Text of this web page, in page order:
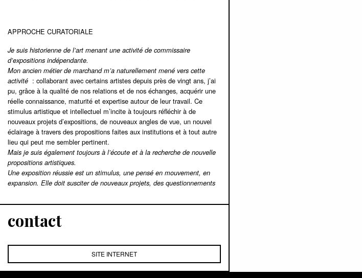
APPROCHE CURATORIALE
Je suis historienne de l’art menant une activité de commissaire
d’expositions indépendante.
Mon ancien métier de marchand m’a naturellement mené vers cette
activité : collaborant avec certains artistes depuis près de vingt ans, j’ai
pu, grâce à la qualité de nos relations et de nos échanges, acquérir une
réelle connaissance, maturité et expertise autour de leur travail. Ce
stimulus artistique et intellectuel m’incite à toujours réfléchir à de
nouveaux projets d’expositions, de nouveaux angles de vue, un nouvel
éclairage à travers des propositions faites aux institutions et à tout autre
lieu qui peut me sembler pertinent.
Mais je suis également toujours à l’écoute et à la recherche de nouvelle
propositions artistiques.
Une exposition réussie est un stimulus, une pensé en mouvement, en
expansion. Elle doit susciter de nouveaux projets, des questionnements
contact
SITE INTERNET